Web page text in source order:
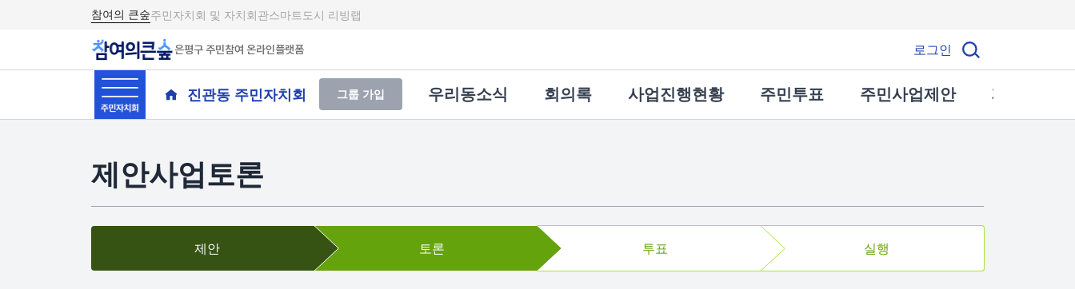
참여의 큰숲주민자치회 및 자치회관스마트도시 리빙랩
은평구 주민참여 온라인플랫폼 로그인
진관동 주민자치회 그룹 가입 우리동소식 회의록 사업진행현황 주민투표 주민사업제안 제안사업
제안사업토론
제안 토론 투표 실행